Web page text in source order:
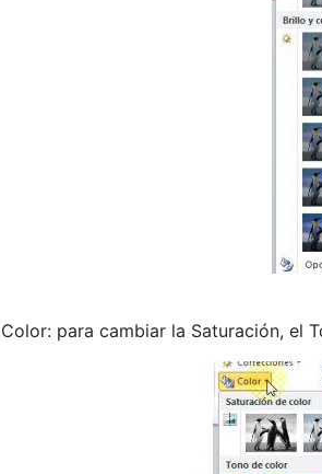
Color: para cambiar la Saturación, el